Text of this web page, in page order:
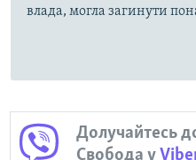
влада, могла загинути
Долучайтесь
Свобода у